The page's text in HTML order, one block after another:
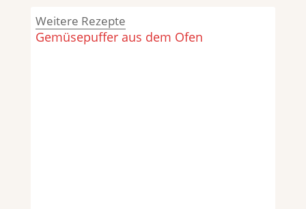
Weitere Rezepte
Gemüsepuffer aus dem Ofen